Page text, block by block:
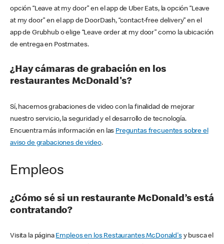
opción “Leave at my door” en el app de Uber Eats, la opción “Leave
at my door” en el app de DoorDash, “contact-free delivery” en el
app de Grubhub o elige “Leave order at my door” como la ubicación
de entrega en Postmates.
¿Hay cámaras de grabación en los
restaurantes McDonald's?
Sí, hacemos grabaciones de video con la finalidad de mejorar
nuestro servicio, la seguridad y el desarrollo de tecnología.
Encuentra más información en las Preguntas frecuentes sobre el
aviso de grabaciones de video.
Empleos
¿Cómo sé si un restaurante McDonald’s está
contratando?
Visita la página Empleos en los Restaurantes McDonald'sy busca el